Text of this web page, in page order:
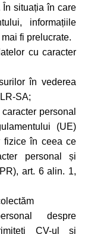
În situația în care
informațiile
fi prelucrate.
cu caracter
în vederea
SA;
personal
(UE)
fizice în ceea ce
personal și
art. 6 alin. 1,
despre
CV-ul și